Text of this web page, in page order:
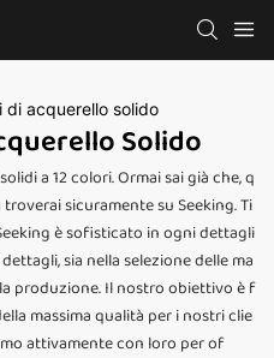
di acquerello solido
Solido
a 12 colori. Ormai sai già che, q
sicuramente su Seeking. Ti
è sofisticato in ogni dettagli
sia nella selezione delle ma
produzione. Il nostro obiettivo è f
massima qualità per i nostri clie
attivamente con loro per of